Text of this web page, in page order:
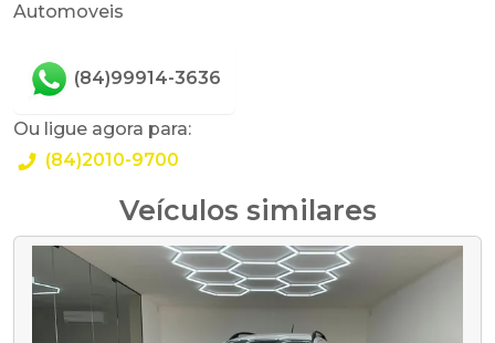
Automoveis
(84)99914-3636
Ou ligue agora para:
(84)2010-9700
Veículos similares